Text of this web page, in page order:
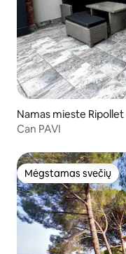
Namas mieste Ripollet
Can PAVI
Mėgstamas svečių
Mėgstamas svečių